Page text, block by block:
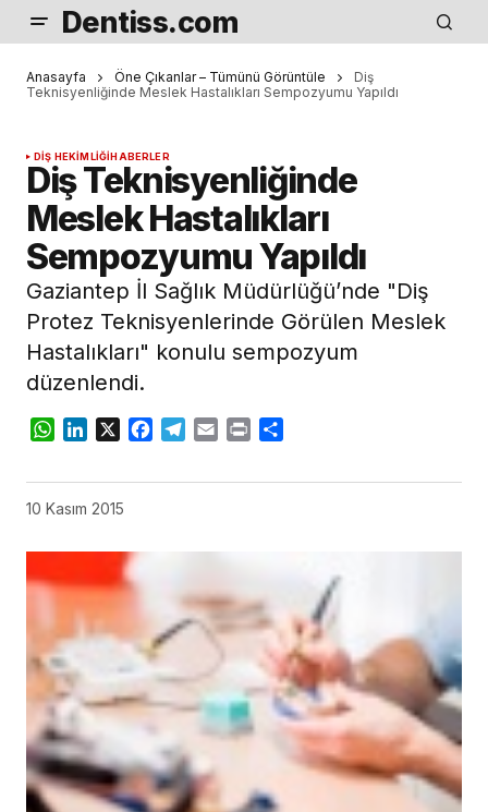
Dentiss.com
Anasayfa Öne Çıkanlar – Tümünü Görüntüle
Diş
Teknisyenliğinde Meslek Hastalıkları Sempozyumu Yapıldı
DIŞ HEKIMLIĞIHABERLER
Diş Teknisyenliğinde
Meslek Hastalıkları
Sempozyumu Yapıldı
Gaziantep İl Sağlık Müdürlüğü’nde "Diş
Protez Teknisyenlerinde Görülen Meslek
Hastalıkları" konulu sempozyum
düzenlendi.
WhatsApp
LinkedIn
X Facebook
Telegram
Email Print
10 Kasım 2015